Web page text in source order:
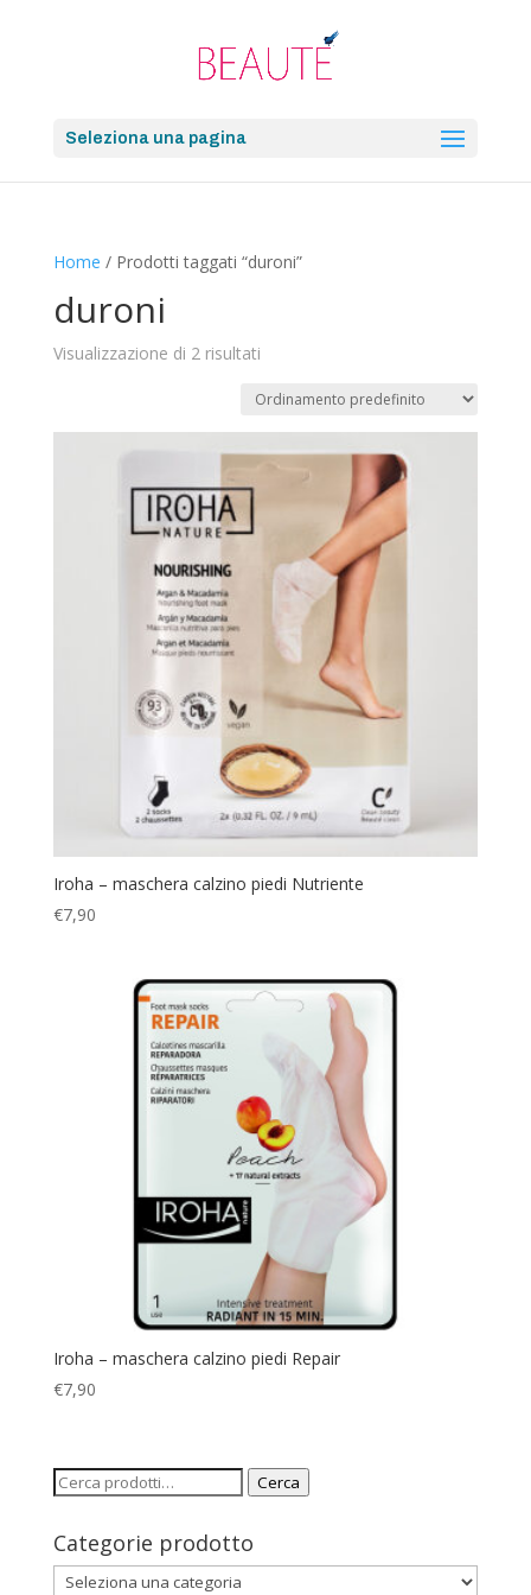
Seleziona una pagina
Home / Prodotti taggati “duroni”
duroni
Visualizzazione di 2 risultati
Iroha – maschera calzino piedi Nutriente
€7,90
Iroha – maschera calzino piedi Repair
€7,90
Cerca: Cerca
Categorie prodotto